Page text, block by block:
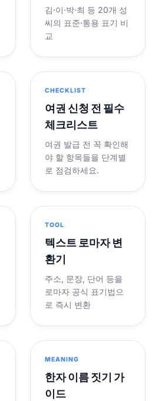
김·이·박·최 등 20개 성
씨의 표준·통용 표기 비
교
CHECKLIST
여권 신청 전 필수
체크리스트
여권 발급 전 꼭 확인해
야 할 항목들을 단계별
로 점검하세요.
TOOL
텍스트 로마자 변
환기
주소, 문장, 단어 등을
로마자 공식 표기법으
로 즉시 변환
MEANING
한자 이름 짓기 가
이드